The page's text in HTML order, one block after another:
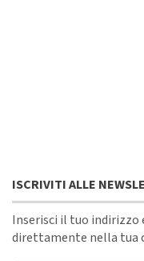
ISCRIVITI ALLE
Inserisci il tuo indirizzo
direttamente nella tua